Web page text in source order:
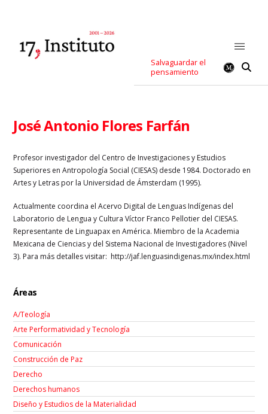
Salvaguardar el
pensamiento
José Antonio Flores Farfán
Profesor investigador del Centro de Investigaciones y Estudios
Superiores en Antropología Social (CIESAS) desde 1984. Doctorado en
Artes y Letras por la Universidad de Ámsterdam (1995).
Actualmente coordina el Acervo Digital de Lenguas Indígenas del
Laboratorio de Lengua y Cultura Víctor Franco Pellotier del CIESAS.
Representante de Linguapax en América. Miembro de la Academia
Mexicana de Ciencias y del Sistema Nacional de Investigadores (Nivel
3). Para más detalles visitar: http://jaf.lenguasindigenas.mx/index.html
Áreas
A/Teología
Arte Performatividad y Tecnología
Comunicación
Construcción de Paz
Derecho
Derechos humanos
Diseño y Estudios de la Materialidad